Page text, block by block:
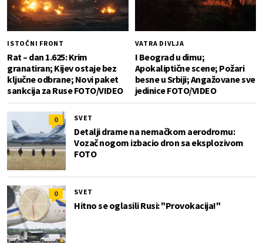
ISTOČNI FRONT
Rat – dan 1.625: Krim
granatiran; Kijev ostaje bez
ključne odbrane; Novi paket
sankcija za Ruse FOTO/VIDEO
VATRA DIVLJA
I Beograd u dimu;
Apokaliptične scene; Požari
besne u Srbiji; Angažovane sve
jedinice FOTO/VIDEO
0 SVET
Detalji drame na nemačkom aerodromu:
Vozač nogom izbacio dron sa eksplozivom
FOTO
0 SVET
Hitno se oglasili Rusi: "Provokacija!"